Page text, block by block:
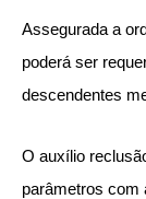
Assegurada a
poderá ser
descendentes
O auxílio
parâmetros com